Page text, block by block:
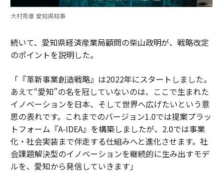
大村秀章 愛知県知事
続いて、愛知県経済産業局顧問の柴山政明が、戦略改定
のポイントを説明した。
「『革新事業創造戦略』は2022年にスタートしました。
あえて“愛知”の名を冠していないのは、ここで生まれた
イノベーションを日本、そして世界へ広げたいという意
思の表れです。これまでのバージョン1.0では提案プラッ
トフォーム『A-IDEA』を構築しましたが、2.0では事業
化・社会実装まで伴走する仕組みへと進化させます。社
会課題解決型のイノベーションを継続的に生み出すモデ
ルを、愛知から発信していきます」